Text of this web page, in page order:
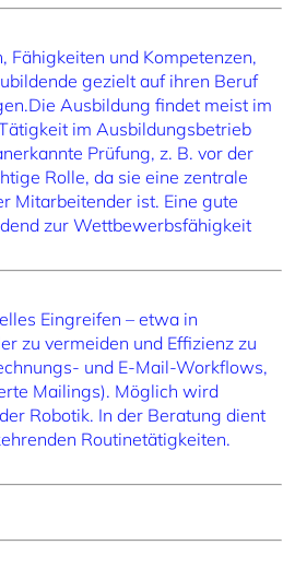
und Kompetenzen,
gezielt auf ihren Beruf
Ausbildung findet meist im
im Ausbildungsbetrieb
Prüfung, z. B. vor der
Rolle, da sie eine zentrale
Mitarbeitender ist. Eine gute
zur Wettbewerbsfähigkeit
Eingreifen – etwa in
zu vermeiden und Effizienz zu
und E-Mail-Workflows,
Mailings). Möglich wird
Robotik. In der Beratung dient
Routinetätigkeiten.